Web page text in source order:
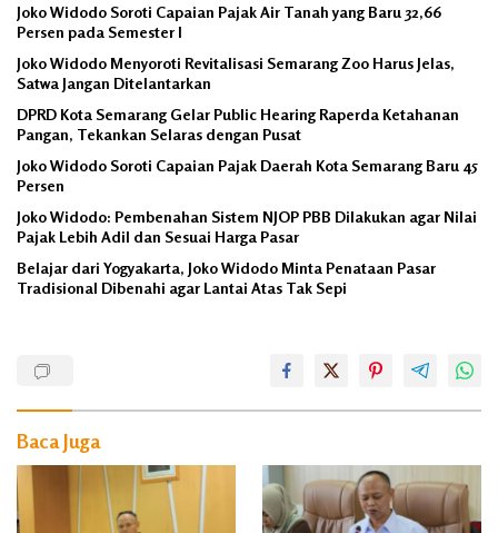
Joko Widodo Soroti Capaian Pajak Air Tanah yang Baru 32,66
Persen pada Semester I
Joko Widodo Menyoroti Revitalisasi Semarang Zoo Harus Jelas,
Satwa Jangan Ditelantarkan
DPRD Kota Semarang Gelar Public Hearing Raperda Ketahanan
Pangan, Tekankan Selaras dengan Pusat
Joko Widodo Soroti Capaian Pajak Daerah Kota Semarang Baru 45
Persen
Joko Widodo: Pembenahan Sistem NJOP PBB Dilakukan agar Nilai
Pajak Lebih Adil dan Sesuai Harga Pasar
Belajar dari Yogyakarta, Joko Widodo Minta Penataan Pasar
Tradisional Dibenahi agar Lantai Atas Tak Sepi
Kota
Fraksi
PKS
Baca Juga